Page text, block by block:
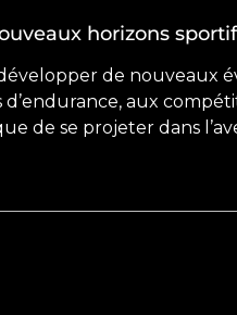
horizons
de nouveaux
d’endurance, aux
de se projeter dans